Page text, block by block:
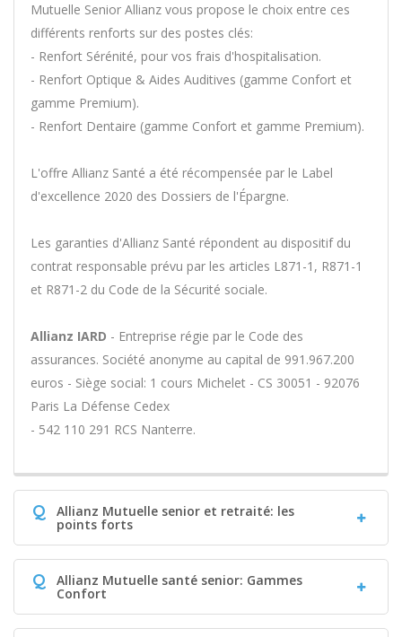
Mutuelle Senior Allianz vous propose le choix entre ces
différents renforts sur des postes clés:
- Renfort Sérénité, pour vos frais d'hospitalisation.
- Renfort Optique & Aides Auditives (gamme Confort et
gamme Premium).
- Renfort Dentaire (gamme Confort et gamme Premium).
L'offre Allianz Santé a été récompensée par le Label
d'excellence 2020 des Dossiers de l'Épargne.
Les garanties d'Allianz Santé répondent au dispositif du
contrat responsable prévu par les articles L871-1, R871-1
et R871-2 du Code de la Sécurité sociale.
Allianz IARD - Entreprise régie par le Code des
assurances. Société anonyme au capital de 991.967.200
euros - Siège social: 1 cours Michelet - CS 30051 - 92076
Paris La Défense Cedex
- 542 110 291 RCS Nanterre.
Q Allianz Mutuelle senior et retraité: les
points forts
Q Allianz Mutuelle santé senior: Gammes
Confort